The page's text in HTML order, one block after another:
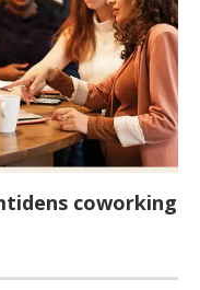
coworking